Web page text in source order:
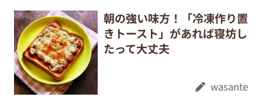
朝の強い味方！「冷凍作り置
きトースト」があれば寝坊し
たって大丈夫
wasante